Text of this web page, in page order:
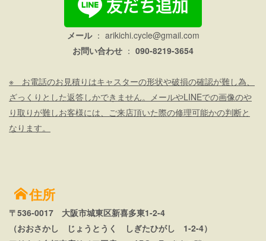
メール ： arikichi.cycle@gmail.com
お問い合わせ ： 090-8219-3654
※ お電話のお見積りはキャスターの形状や破損の確認が難し為、
ざっくりとした返答しかできません。メールやLINEでの画像のや
り取りが難しお客様には、ご来店頂いた際の修理可能かの判断と
なります。
住所
〒536-0017 大阪市城東区新喜多東1-2-4
（おおさかし じょうとうく しぎたひがし 1-2-4）